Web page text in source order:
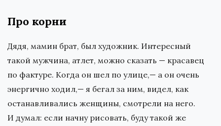
Про корни
Дядя, мамин брат, был художник. Интересный
такой мужчина, атлет, можно сказать — красавец
по фактуре. Когда он шел по улице,— а он очень
энергично ходил,— я бегал за ним, видел, как
останавливались женщины, смотрели на него.
И думал: если начну рисовать, буду такой же